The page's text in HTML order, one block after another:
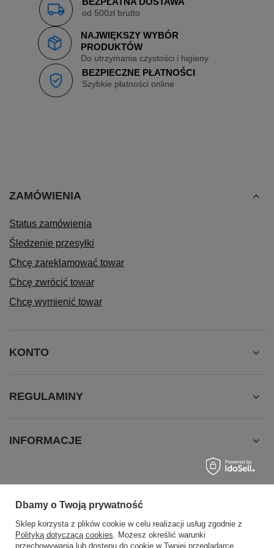
od 500zł brutto
NAJWIĘKSZY WYBÓR
PRODUKTÓW
Do utrzymania czystości i higieny
BEZPIECZNE PŁATNOŚCI
Szybkie płatności online
ZAMÓWIENIA
Status zamówienia
Śledzenie przesyłki
Chcę zareklamować towar
Chcę zwrócić towar
Chcę wymienić towar
KONTO
REGULAMINY
INFORMACJE
Dbamy o Twoją prywatność
Sklep korzysta z plików cookie w celu realizacji usług zgodnie z
Polityką dotyczącą cookies. Możesz określić warunki
przechowywania lub dostępu do cookie w Twojej przeglądarce.